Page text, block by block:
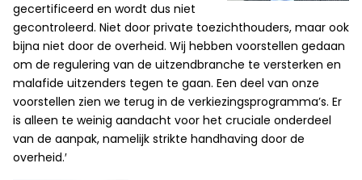
gecertificeerd en wordt dus niet
gecontroleerd. Niet door private toezichthouders, maar ook
bijna niet door de overheid. Wij hebben voorstellen gedaan
om de regulering van de uitzendbranche te versterken en
malafide uitzenders tegen te gaan. Een deel van onze
voorstellen zien we terug in de verkiezingsprogramma’s. Er
is alleen te weinig aandacht voor het cruciale onderdeel
van de aanpak, namelijk strikte handhaving door de
overheid.′